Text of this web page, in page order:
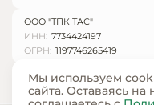
ООО "ТПК ТАС"
ИНН: 7734424197
ОГРН: 1197746265419
Мы используем
сайта. Оставаясь